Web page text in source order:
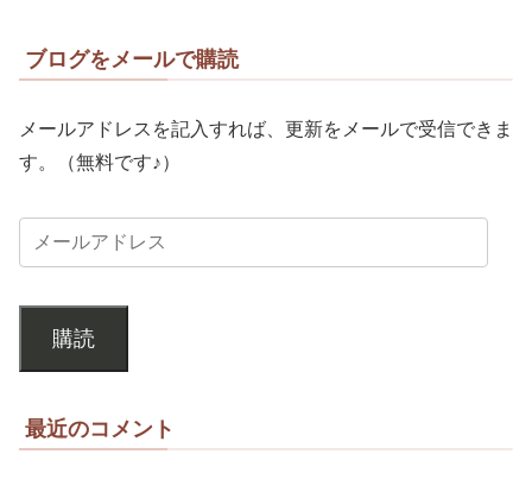
ブログをメールで購読
メールアドレスを記入すれば、更新をメールで受信できま
す。（無料です♪）
購読
最近のコメント